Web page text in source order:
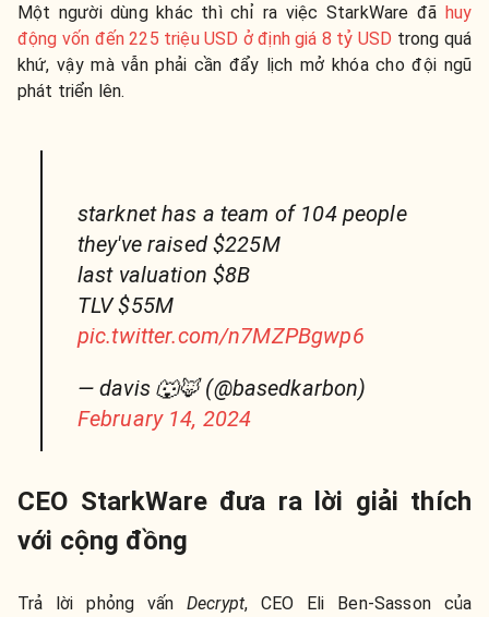
Một người dùng khác thì chỉ ra việc StarkWare đã huy
động vốn đến 225 triệu USD ở định giá 8 tỷ USD trong quá
khứ, vậy mà vẫn phải cần đẩy lịch mở khóa cho đội ngũ
phát triển lên.
starknet has a team of 104 people
they've raised $225M
last valuation $8B
TLV $55M
pic.twitter.com/n7MZPBgwp6
— davis 🐺🦊 (@basedkarbon)
February 14, 2024
CEO StarkWare đưa ra lời giải thích
với cộng đồng
Trả lời phỏng vấnDecrypt, CEO Eli Ben-Sasson của